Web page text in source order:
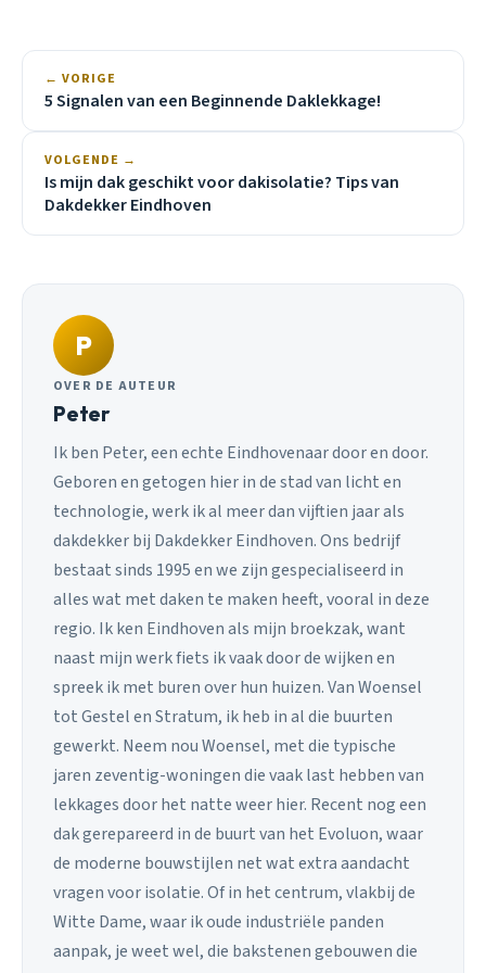
← VORIGE
5 Signalen van een Beginnende Daklekkage!
VOLGENDE →
Is mijn dak geschikt voor dakisolatie? Tips van
Dakdekker Eindhoven
P
OVER DE AUTEUR
Peter
Ik ben Peter, een echte Eindhovenaar door en door.
Geboren en getogen hier in de stad van licht en
technologie, werk ik al meer dan vijftien jaar als
dakdekker bij Dakdekker Eindhoven. Ons bedrijf
bestaat sinds 1995 en we zijn gespecialiseerd in
alles wat met daken te maken heeft, vooral in deze
regio. Ik ken Eindhoven als mijn broekzak, want
naast mijn werk fiets ik vaak door de wijken en
spreek ik met buren over hun huizen. Van Woensel
tot Gestel en Stratum, ik heb in al die buurten
gewerkt. Neem nou Woensel, met die typische
jaren zeventig-woningen die vaak last hebben van
lekkages door het natte weer hier. Recent nog een
dak gerepareerd in de buurt van het Evoluon, waar
de moderne bouwstijlen net wat extra aandacht
vragen voor isolatie. Of in het centrum, vlakbij de
Witte Dame, waar ik oude industriële panden
aanpak, je weet wel, die bakstenen gebouwen die